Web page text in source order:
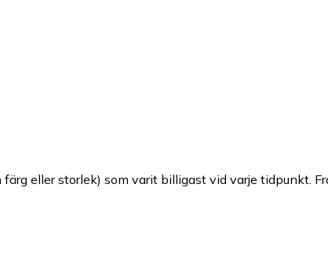
eller storlek) som varit billigast vid varje tidpunkt.